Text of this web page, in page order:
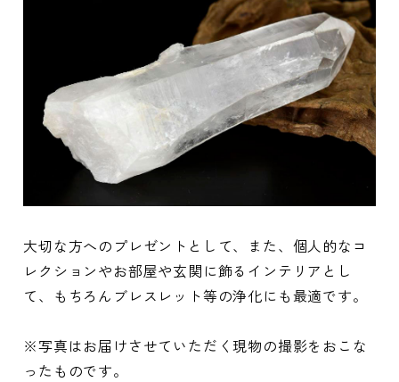
大切な方へのプレゼントとして、また、個人的なコ
レクションやお部屋や玄関に飾るインテリアとし
て、もちろんブレスレット等の浄化にも最適です。
※写真はお届けさせていただく現物の撮影をおこな
ったものです。